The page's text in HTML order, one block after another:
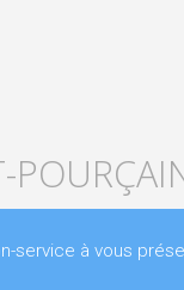
service à vous